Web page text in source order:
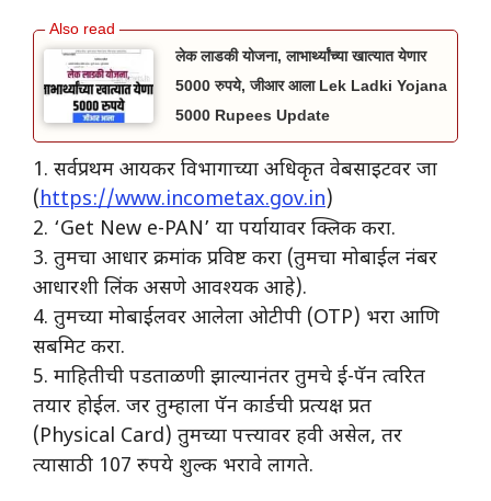
लेक लाडकी योजना, लाभार्थ्यांच्या खात्यात येणार
5000 रुपये, जीआर आला Lek Ladki Yojana
5000 Rupees Update
​1. सर्वप्रथम आयकर विभागाच्या अधिकृत वेबसाइटवर जा
(https://www.incometax.gov.in)
2. ‘Get New e-PAN’ या पर्यायावर क्लिक करा.
3. तुमचा आधार क्रमांक प्रविष्ट करा (तुमचा मोबाईल नंबर
आधारशी लिंक असणे आवश्यक आहे).
4. तुमच्या मोबाईलवर आलेला ओटीपी (OTP) भरा आणि
सबमिट करा.
5. माहितीची पडताळणी झाल्यानंतर तुमचे ई-पॅन त्वरित
तयार होईल. जर तुम्हाला पॅन कार्डची प्रत्यक्ष प्रत
(Physical Card) तुमच्या पत्त्यावर हवी असेल, तर
त्यासाठी 107 रुपये शुल्क भरावे लागते.